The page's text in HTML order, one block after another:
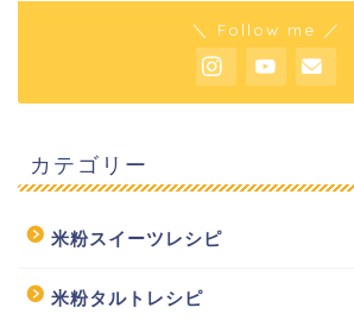
＼ Follow me ／
カテゴリー
米粉スイーツレシピ
米粉タルトレシピ